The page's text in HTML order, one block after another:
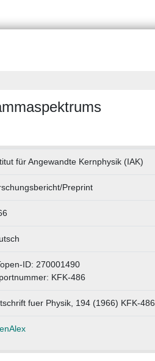
für Angewandte Kernphysik (IAK)
Preprint
ID: 270001490
KFK-486
fuer Physik, 194 (1966) KFK-486